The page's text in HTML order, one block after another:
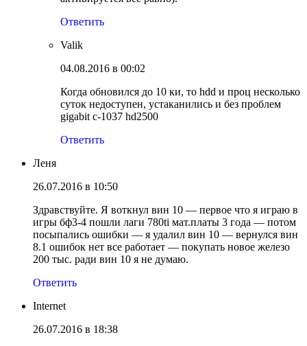
Ответить
Valik
04.08.2016 в 00:02
Когда обновился до 10 ки, то hdd и проц несколько
суток недоступен, устаканились и без проблем
gigabit c-1037 hd2500
Ответить
Леня
26.07.2016 в 10:50
Здравствуйте. Я воткнул вин 10 — первое что я играю в
игры бф3-4 пошли лаги 780ti мат.платы 3 года — потом
посыпались ошибки — я удалил вин 10 — вернулся вин
8.1 ошибок нет все работает — покупать новое железо
200 тыс. ради вин 10 я не думаю.
Ответить
Internet
26.07.2016 в 18:38